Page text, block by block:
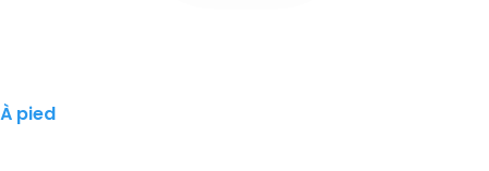
À pied